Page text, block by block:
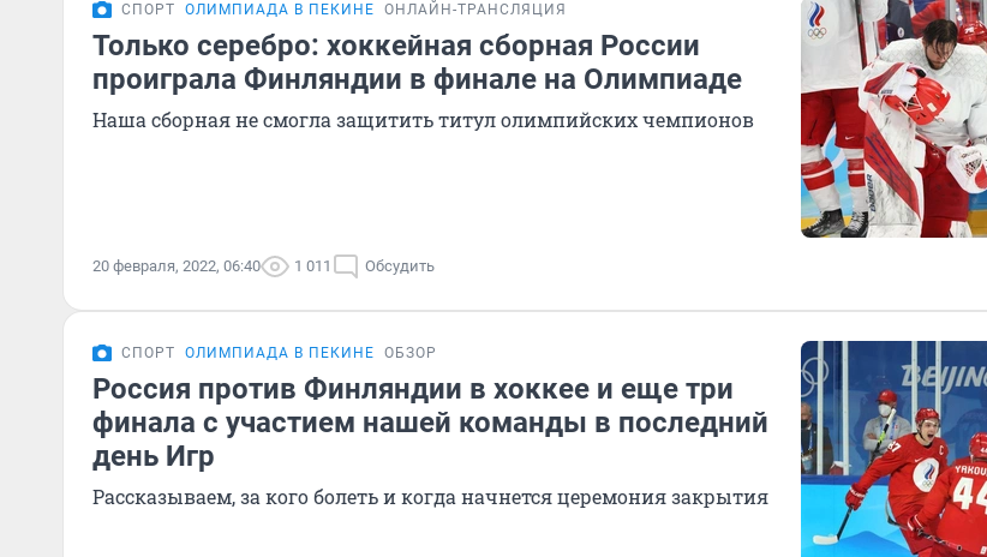
СПОРТ ОЛИМПИАДА В ПЕКИНЕ ОНЛАЙН-ТРАНСЛЯЦИЯ
Только серебро: хоккейная сборная России
проиграла Финляндии в финале на Олимпиаде
Наша сборная не смогла защитить титул олимпийских чемпионов
20 февраля, 2022, 06:40 1 011 Обсудить
СПОРТ ОЛИМПИАДА В ПЕКИНЕ ОБЗОР
Россия против Финляндии в хоккее и еще три
финала с участием нашей команды в последний
день Игр
Рассказываем, за кого болеть и когда начнется церемония закрытия